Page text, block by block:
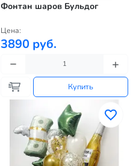
Фонтан шаров Бульдог
Цена:
3890 руб.
Купить